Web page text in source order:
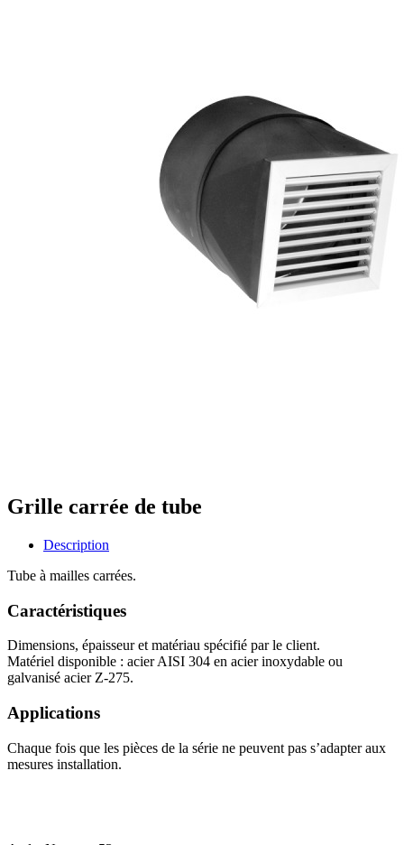
Grille carrée de tube
Description
Tube à mailles carrées.
Caractéristiques
Dimensions, épaisseur et matériau spécifié par le client.
Matériel disponible : acier AISI 304 en acier inoxydable ou
galvanisé acier Z-275.
Applications
Chaque fois que les pièces de la série ne peuvent pas s’adapter aux
mesures installation.